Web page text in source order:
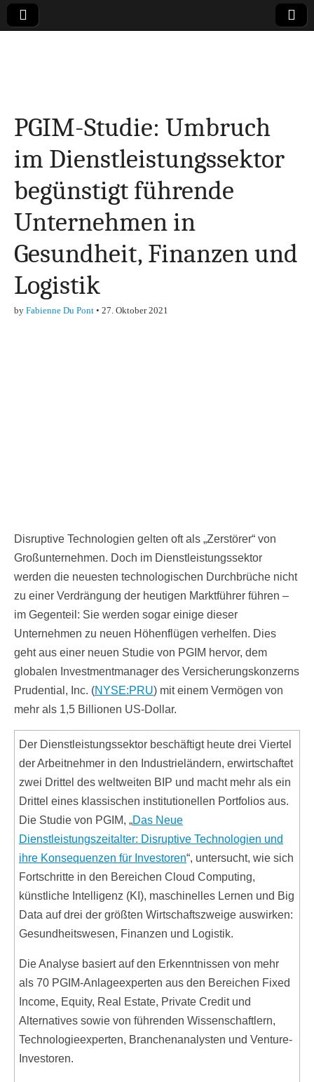
Finanzen,
Marketing-, Vertrieb-
& Investment-Tipps
PGIM-Studie: Umbruch
im Dienstleistungssektor
begünstigt führende
Unternehmen in
Gesundheit, Finanzen und
Logistik
by Fabienne Du Pont • 27. Oktober 2021
Disruptive Technologien gelten oft als „Zerstörer“ von
Großunternehmen. Doch im Dienstleistungssektor
werden die neuesten technologischen Durchbrüche nicht
zu einer Verdrängung der heutigen Marktführer führen –
im Gegenteil: Sie werden sogar einige dieser
Unternehmen zu neuen Höhenflügen verhelfen. Dies
geht aus einer neuen Studie von PGIM hervor, dem
globalen Investmentmanager des Versicherungskonzerns
Prudential, Inc. (NYSE:PRU) mit einem Vermögen von
mehr als 1,5 Billionen US-Dollar.
Der Dienstleistungssektor beschäftigt heute drei Viertel
der Arbeitnehmer in den Industrieländern, erwirtschaftet
zwei Drittel des weltweiten BIP und macht mehr als ein
Drittel eines klassischen institutionellen Portfolios aus.
Die Studie von PGIM, „Das Neue
Dienstleistungszeitalter: Disruptive Technologien und
ihre Konsequenzen für Investoren“, untersucht, wie sich
Fortschritte in den Bereichen Cloud Computing,
künstliche Intelligenz (KI), maschinelles Lernen und Big
Data auf drei der größten Wirtschaftszweige auswirken:
Gesundheitswesen, Finanzen und Logistik.
Die Analyse basiert auf den Erkenntnissen von mehr
als 70 PGIM-Anlageexperten aus den Bereichen Fixed
Income, Equity, Real Estate, Private Credit und
Alternatives sowie von führenden Wissenschaftlern,
Technologieexperten, Branchenanalysten und Venture-
Investoren.